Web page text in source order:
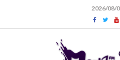
content
2026/08/